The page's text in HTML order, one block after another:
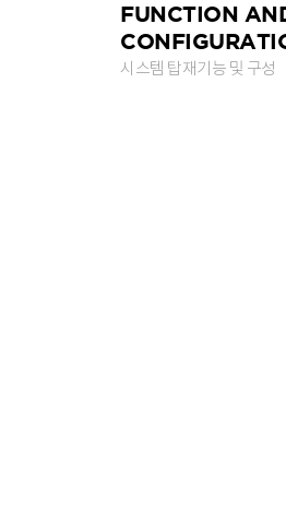
FUNCTION
시스템 탑재기능 및 구성